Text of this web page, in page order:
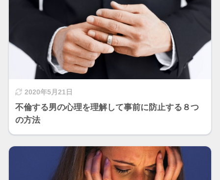
2020年5月21日
不倫する男の心理を理解して事前に防止する８つ
の方法